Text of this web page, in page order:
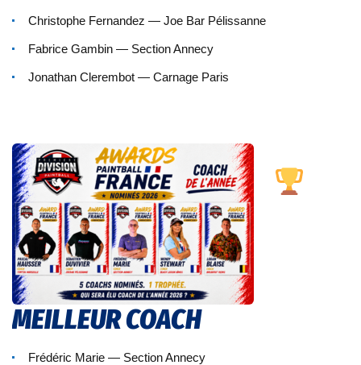
Christophe Fernandez — Joe Bar Pélissanne
Fabrice Gambin — Section Annecy
Jonathan Clerembot — Carnage Paris
MEILLEUR COACH
Frédéric Marie — Section Annecy